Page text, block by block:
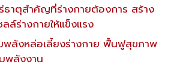
ธาตุสำคัญที่ร่างกายต้องการ สร้าง
ล์ร่างกายให้แข็งแรง
ลังหล่อเลี้ยงร่างกาย ฟื้นฟูสุขภาพ
พลังงาน